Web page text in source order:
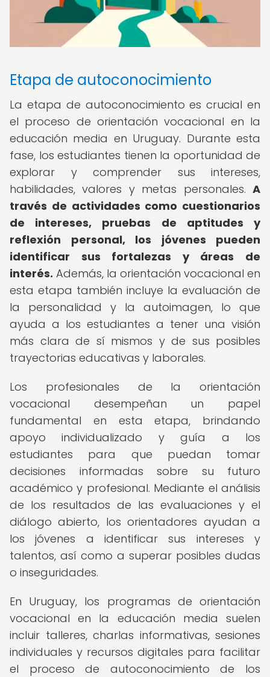
Etapa de autoconocimiento
La etapa de autoconocimiento es crucial en
el proceso de orientación vocacional en la
educación media en Uruguay. Durante esta
fase, los estudiantes tienen la oportunidad de
explorar y comprender sus intereses,
habilidades, valores y metas personales. A
través de actividades como cuestionarios
de intereses, pruebas de aptitudes y
reflexión personal, los jóvenes pueden
identificar sus fortalezas y áreas de
interés. Además, la orientación vocacional en
esta etapa también incluye la evaluación de
la personalidad y la autoimagen, lo que
ayuda a los estudiantes a tener una visión
más clara de sí mismos y de sus posibles
trayectorias educativas y laborales.
Los profesionales de la orientación
vocacional desempeñan un papel
fundamental en esta etapa, brindando
apoyo individualizado y guía a los
estudiantes para que puedan tomar
decisiones informadas sobre su futuro
académico y profesional. Mediante el análisis
de los resultados de las evaluaciones y el
diálogo abierto, los orientadores ayudan a
los jóvenes a identificar sus intereses y
talentos, así como a superar posibles dudas
o inseguridades.
En Uruguay, los programas de orientación
vocacional en la educación media suelen
incluir talleres, charlas informativas, sesiones
individuales y recursos digitales para facilitar
el proceso de autoconocimiento de los